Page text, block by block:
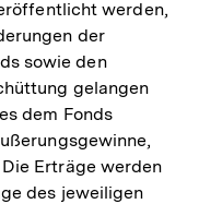
werden,
der
sowie den
gelangen
dem Fonds
Erträge werden
des jeweiligen